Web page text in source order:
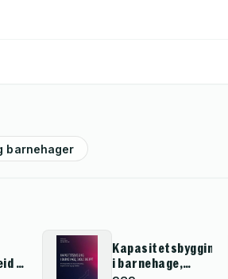
barnehager
i
Kapasitetsbygging
i barnehage,